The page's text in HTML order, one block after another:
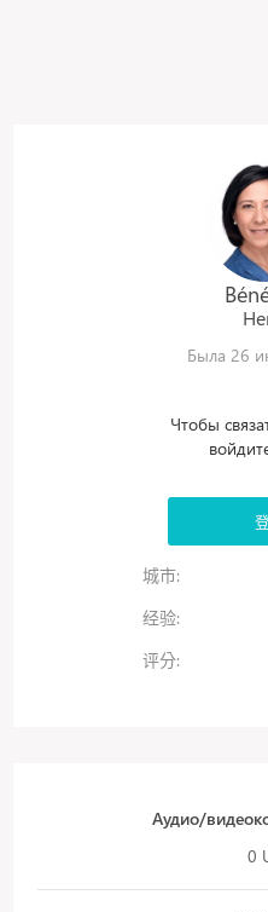
Была 26
Чтобы
城市:
经验:
评分:
Аудио/
0